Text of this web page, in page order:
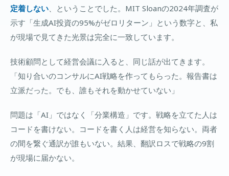
定着しない、ということでした。MIT Sloanの2024年調査が
示す「生成AI投資の95%がゼロリターン」という数字と、私
が現場で見てきた光景は完全に一致しています。
技術顧問として経営会議に入ると、同じ話が出てきます。
「知り合いのコンサルにAI戦略を作ってもらった。報告書は
立派だった。でも、誰もそれを動かせていない」
問題は「AI」ではなく「分業構造」です。戦略を立てた人は
コードを書けない。コードを書く人は経営を知らない。両者
の間を繋ぐ通訳が誰もいない。結果、翻訳ロスで戦略の9割
が現場に届かない。